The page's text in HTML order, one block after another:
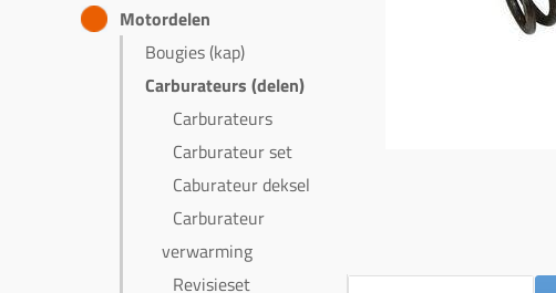
Motordelen
Bougies (kap)
Carburateurs (delen)
Carburateurs
Carburateur set
Caburateur deksel
Carburateur
verwarming
Revisieset